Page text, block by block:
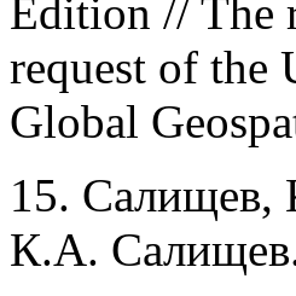
Edition // The
request of the
Global
15. Салищев,
К.А.